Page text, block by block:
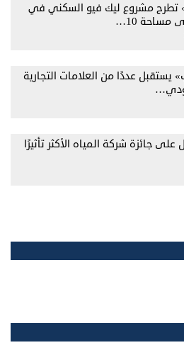
تطرح مشروع ليك فيو السكني في
10…
يستقبل عددًا من العلامات التجارية
على جائزة شركة المياه الأكثر تأثيرًا